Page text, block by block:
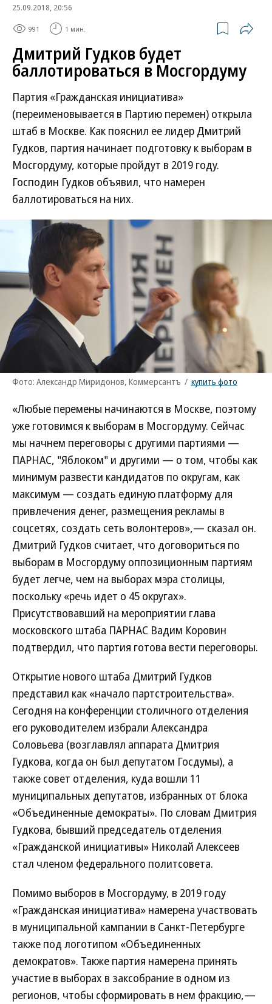
25.09.2018, 20:56
991 1 мин.
Дмитрий Гудков будет
баллотироваться в Мосгордуму
Партия «Гражданская инициатива»
(переименовывается в Партию перемен) открыла
штаб в Москве. Как пояснил ее лидер Дмитрий
Гудков, партия начинает подготовку к выборам в
Мосгордуму, которые пройдут в 2019 году.
Господин Гудков объявил, что намерен
баллотироваться на них.
Фото: Александр Миридонов, Коммерсантъ / купить фото
«Любые перемены начинаются в Москве, поэтому
уже готовимся к выборам в Мосгордуму. Сейчас
мы начнем переговоры с другими партиями —
ПАРНАС, "Яблоком" и другими — о том, чтобы как
минимум развести кандидатов по округам, как
максимум — создать единую платформу для
привлечения денег, размещения рекламы в
соцсетях, создать сеть волонтеров»,— сказал он.
Дмитрий Гудков считает, что договориться по
выборам в Мосгордуму оппозиционным партиям
будет легче, чем на выборах мэра столицы,
поскольку «речь идет о 45 округах».
Присутствовавший на мероприятии глава
московского штаба ПАРНАС Вадим Коровин
подтвердил, что партия готова вести переговоры.
Открытие нового штаба Дмитрий Гудков
представил как «начало партстроительства».
Сегодня на конференции столичного отделения
его руководителем избрали Александра
Соловьева (возглавлял аппарата Дмитрия
Гудкова, когда он был депутатом Госдумы), а
также совет отделения, куда вошли 11
муниципальных депутатов, избранных от блока
«Объединенные демократы». По словам Дмитрия
Гудкова, бывший председатель отделения
«Гражданской инициативы» Николай Алексеев
стал членом федерального политсовета.
Помимо выборов в Мосгордуму, в 2019 году
«Гражданская инициатива» намерена участвовать
в муниципальной кампании в Санкт-Петербурге
также под логотипом «Объединенных
демократов». Также партия намерена принять
участие в выборах в заксобрание в одном из
регионов, чтобы сформировать в нем фракцию,—